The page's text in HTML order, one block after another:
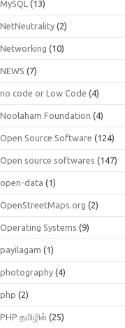
MySQL (13)
NetNeutrality (2)
Networking (10)
NEWS (7)
no code or Low Code (4)
Noolaham Foundation (4)
Open Source Software (124)
Open source softwares (147)
open-data (1)
OpenStreetMaps.org (2)
Operating Systems (9)
payilagam (1)
photography (4)
php (2)
PHP தமிழில் (25)